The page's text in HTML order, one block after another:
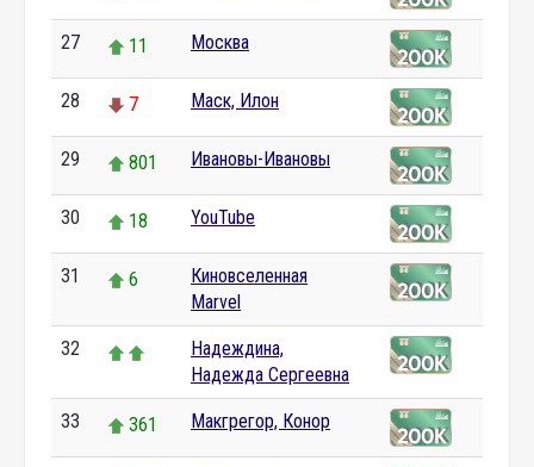
27 11 Москва
28 7 Маск, Илон
29 801 Ивановы-Ивановы
30 18 YouTube
31 6
Киновселенная
Marvel
32
Надеждина,
Надежда Сергеевна
33 361 Макгрегор, Конор